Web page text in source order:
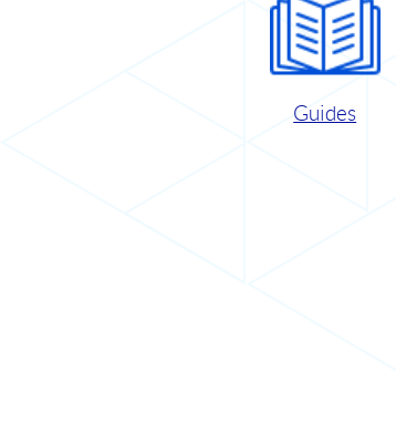
Guides